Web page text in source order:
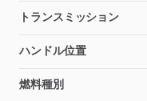
トランスミッション
ハンドル位置
燃料種別